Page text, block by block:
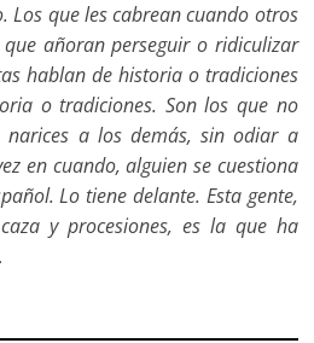
Los que les cabrean cuando otros
añoran perseguir o ridiculizar
hablan de historia o tradiciones
o tradiciones. Son los que no
a los demás, sin odiar a
en cuando, alguien se cuestiona
Lo tiene delante. Esta gente,
y procesiones, es la que ha